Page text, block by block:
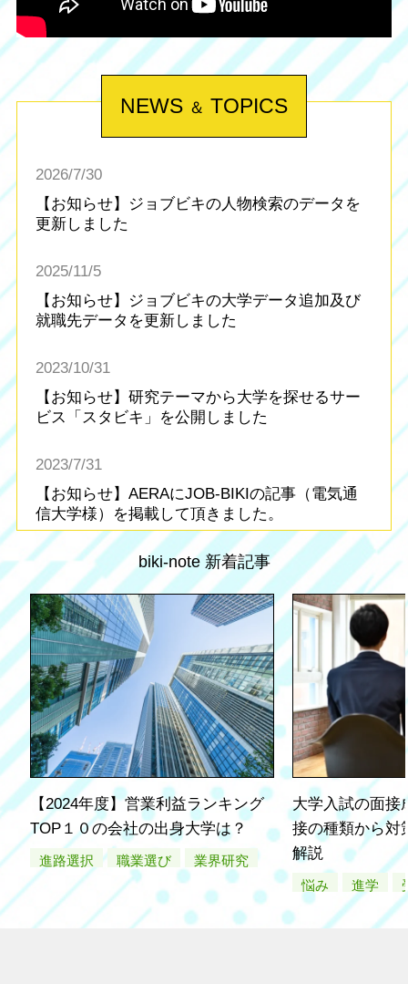
NEWS ＆ TOPICS
2026/7/30
【お知らせ】ジョブビキの人物検索のデータを
更新しました
2025/11/5
【お知らせ】ジョブビキの大学データ追加及び
就職先データを更新しました
2023/10/31
【お知らせ】研究テーマから大学を探せるサー
ビス「スタビキ」を公開しました
2023/7/31
【お知らせ】AERAにJOB-BIKIの記事（電気通
信大学様）を掲載して頂きました。
2023/6/9
【お知らせ】JOB-BIKI（ジョブビキ）の使い方
ページを公開しました
2023/4/17
【お知らせ】AERAにJOB-BIKIの記事（武蔵野
美術大学様）を掲載して頂きました。
biki-note 新着記事
【2024年度】営業利益ランキング
TOP１０の会社の出身大学は？
進路選択 職業選び 業界研究
大学入試の面接
接の種類から対
解説
悩み 進学
ジャンルから探す
キーワードが入力されていません
業種から探す
業種から探す 業種の説明を見る
サービス IT・広告・マスコミ
関連
病院・福祉・介護 不動産
建設・建築 運輸
製造・機械 電気・ガス・水道
農林水産 鉱業
官公庁 組合・団体・協会
その他
特徴から探す
AI・ロボット 医療用ロボット
デジタルマーケティング
支援
ブライダルサービス
再生医療
茶・コーヒー製造 SNS広告・SNS運用
PR・ブランディング支
医療機器 ヘルスケア機器
SDGs・ESG推進企業 100周年企業
アジア進出企業 北米進出企業
欧州進出企業
ワークライフバランス重
視企業
TVCM放送企業
CSRに力を入れている企
サブスクリプションサー
ビス
DX導入・関連企業
働き方改革・ダイバーシ
ティー推進企業
グローバル化推進企業
スタートアップ企業 フランチャイズ企業